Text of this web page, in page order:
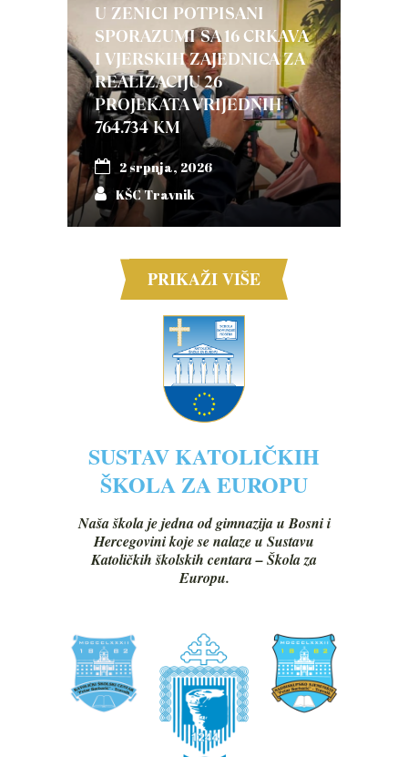
U ZENICI POTPISANI
SPORAZUMI SA 16 CRKAVA
I VJERSKIH ZAJEDNICA ZA
REALIZACIJU 26
PROJEKATA VRIJEDNIH
764.734 KM
2 srpnja, 2026
KŠC Travnik
PRIKAŽI VIŠE
SUSTAV KATOLIČKIH
ŠKOLA ZA EUROPU
Naša škola je jedna od gimnazija u Bosni i
Hercegovini koje se nalaze u Sustavu
Katoličkih školskih centara – Škola za
Europu.